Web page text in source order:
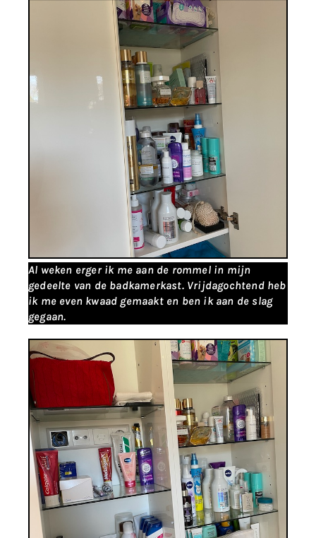
Al weken erger ik me aan de rommel in mijn
gedeelte van de badkamerkast. Vrijdagochtend heb
ik me even kwaad gemaakt en ben ik aan de slag
gegaan.